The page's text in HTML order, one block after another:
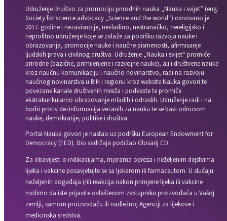
Udruženje Društvo za promociju prirodnih nauka „Nauka i svijet” (eng.
Society for science advocacy „Science and the world“) osnovano je
2017. godine i nezavisno je, nevladino, nestranačko, nereligijsko i
neprofitno udruženje koje se zalaže za podršku razvoja nauke i
obrazovanja, promocije nauke i naučne pismenosti, afirmisanje
ljudskih prava i civilnog društva. Udruženje „Nauka i svijet“ promiče
prirodne (bazične, primijenjene i razvojne nauke), ali i društvene nauke
kroz naučnu komunikaciju i naučno novinarstvo, radi na razvoju
naučnog novinarstva u BiH i regionu kroz website Nauka govori te
povezane kanale društvenih mreža i podkaste te promiče
ekstrakurikularno obrazovanje mladih i odraslih. Udruženje radi i na
borbi protiv dezinformacija vezanih za nauku te se bavi odnosom
nauke, demokratije, politike i društva.
Portal Nauka govori je nastao uz podršku European Endowment for
Democracy (EED). Dio sadržaja podržao Glosarij CD.
Za obavijesti o indikacijama, mjerama opreza i neželjenim dejstvima
lijeka i vakcine posavjetujte se sa ljekarom ili farmaceutom. U slučaju
neželjenih događaja i/ili reakcija nakon primjene lijeka ili vakcine
molimo da iste prijavite ovlaštenom zastupniku proizvođača u Vašoj
zemlji, samom proizvođaču ili nadležnoj Agenciji za lijekove i
medicinska sredstva.